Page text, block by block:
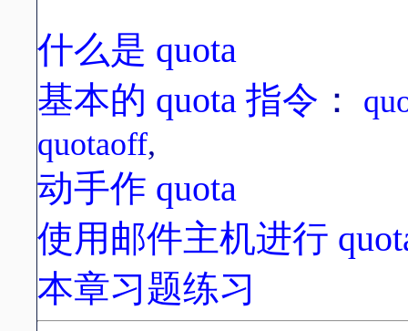
什么是 quota
基本的 quota 指令 ：
quotaoff,
动手作 quota
使用邮件主机进行
本章习题练习